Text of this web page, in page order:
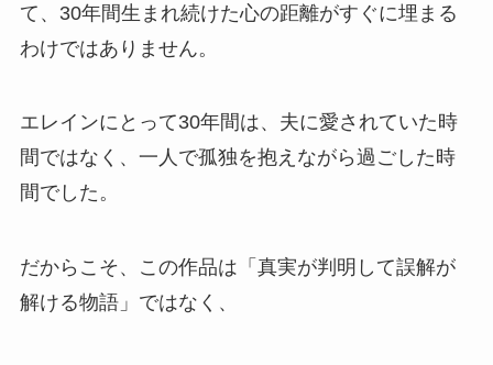
て、30年間生まれ続けた心の距離がすぐに埋まる
わけではありません。
エレインにとって30年間は、夫に愛されていた時
間ではなく、一人で孤独を抱えながら過ごした時
間でした。
だからこそ、この作品は「真実が判明して誤解が
解ける物語」ではなく、